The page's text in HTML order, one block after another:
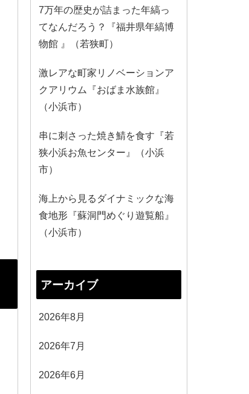
7万年の歴史が詰まった年縞っ
てなんだろう？『福井県年縞博
物館 』（若狭町）
激レアな町家リノベーションア
クアリウム『おばま水族館』
（小浜市）
串に刺さった焼き鯖を食す『若
狭小浜お魚センター』（小浜
市）
海上から見るダイナミックな海
食地形『蘇洞門めぐり遊覧船』
（小浜市）
アーカイブ
2026年8月
2026年7月
2026年6月